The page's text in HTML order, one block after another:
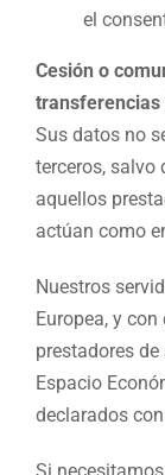
el
Cesión o
Sus datos no
terceros, salvo
aquellos
actúan como
Nuestros
Europea, y
prestadores
Espacio
declarados